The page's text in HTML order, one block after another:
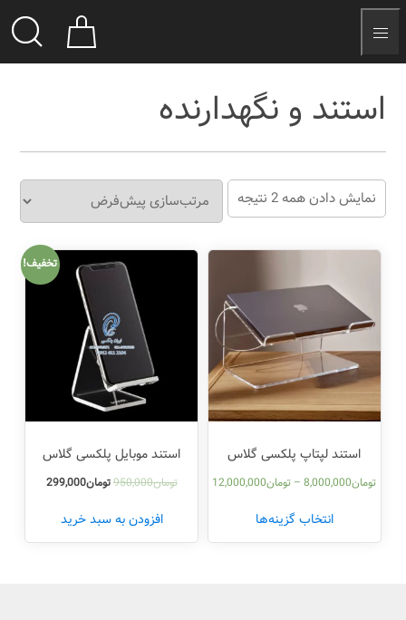
استند و نگهدارنده
نمایش دادن همه 2 نتیجه
استند لپتاپ پلکسی گلاس
تومان8,000,000
– تومان12,000,000
انتخاب گزینه‌ها
تخفیف!
استند موبایل پلکسی گلاس
تومان950,000تومان299,000
افزودن به سبد خرید